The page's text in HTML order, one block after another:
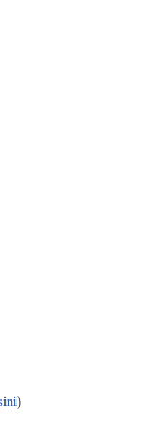
)